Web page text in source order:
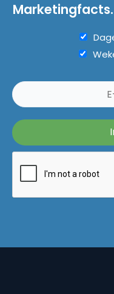
Marketingfacts.